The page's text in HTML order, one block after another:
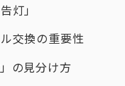
灯」
交換の重要性
の見分け方